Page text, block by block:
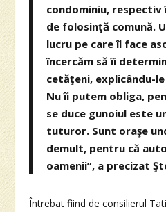
condominiu,
de folosinţă comună.
lucru pe care îl face
încercăm să îi
cetăţeni, explicându-
Nu îi putem obliga,
se duce gunoiul este
tuturor. Sunt oraşe
demult, pentru că
oamenii”, a precizat
Întrebat fiind de consilierul